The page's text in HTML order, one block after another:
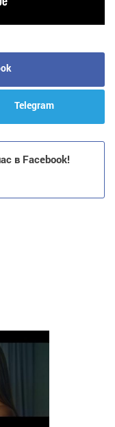
Telegram
в Facebook!